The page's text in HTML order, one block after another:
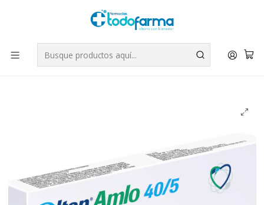
Tus compras tienen envío GRATIS por Rappi - Atención exclusiva
para Chile | WhatsApp +56
Leer más
Inicio Medicamentos
Oltan-Amlo 40/5 (B) 30 Comprimidos recubiertos.